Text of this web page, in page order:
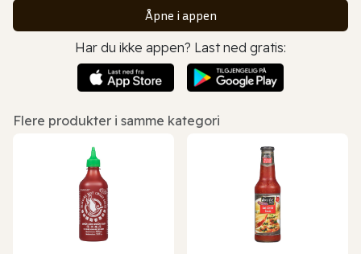
Åpne i appen
Har du ikke appen? Last ned gratis:
Flere produkter i samme kategori